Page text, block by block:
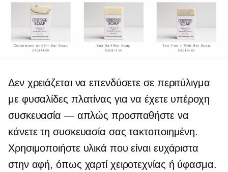
Δεν χρειάζεται να επενδύσετε σε περιτύλιγμα
με φυσαλίδες πλατίνας για να έχετε υπέροχη
συσκευασία — απλώς προσπαθήστε να
κάνετε τη συσκευασία σας τακτοποιημένη.
Χρησιμοποιήστε υλικά που είναι ευχάριστα
στην αφή, όπως χαρτί χειροτεχνίας ή ύφασμα.